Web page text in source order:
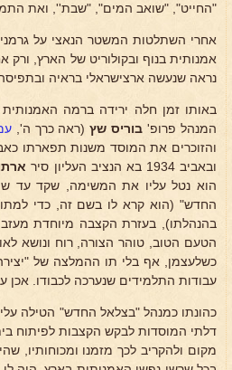
"החייט", "שואב המים", "שבת'', ואת
אמנותית בנוף ובקולוריט של הארץ,
נראה שנעשה ארצישראלי בראיה
באותו זמן חלה ירידה ברמה
המנהל פרופ'בוריס שץ(ראה כרך ה',
והזוכרים את המוסד משנות תפארתו
ובאביב 1934 בא הנציב העליון סיר
החדש" (הוא קרא לו בשם זה, כדי
בהנהלתו), בעזרת הקצבה מיוחדת
הטעם הטוב, טוהר הצורה, רוח ונושא
כשלעצמן, אף בלי תו ההמלצה של
עבודות התלמידים שנערכה לכבודו. אכן
כהונתו כמנהל "בצלאל החדש" הטילה
דלתי המוסדות לבקש הקצבות לפיתוח
מקום ולהקריב לכך מזמנו ומכוחותיו,